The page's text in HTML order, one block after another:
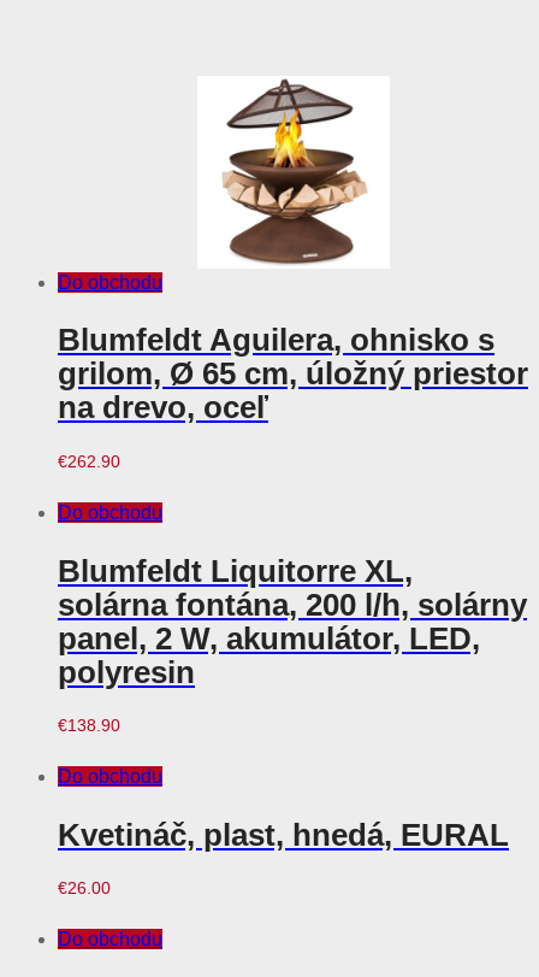
Do obchodu
Blumfeldt Aguilera, ohnisko s
grilom, Ø 65 cm, úložný priestor
na drevo, oceľ
€262.90
Do obchodu
Blumfeldt Liquitorre XL,
solárna fontána, 200 l/h, solárny
panel, 2 W, akumulátor, LED,
polyresin
€138.90
Do obchodu
Kvetináč, plast, hnedá, EURAL
€26.00
Do obchodu